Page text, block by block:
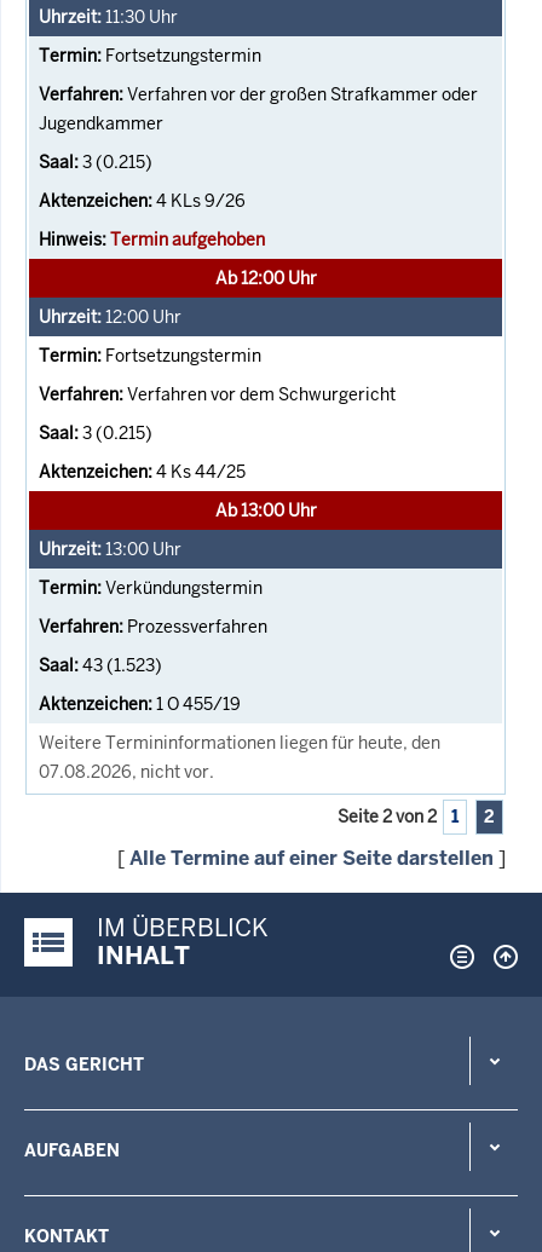
11:30 Uhr
Fortsetzungstermin
Verfahren vor der großen Strafkammer oder
Jugendkammer
3 (0.215)
4 KLs 9/26
Termin aufgehoben
Ab 12:00 Uhr
12:00 Uhr
Fortsetzungstermin
Verfahren vor dem Schwurgericht
3 (0.215)
4 Ks 44/25
Ab 13:00 Uhr
13:00 Uhr
Verkündungstermin
Prozessverfahren
43 (1.523)
1 O 455/19
Weitere Termininformationen liegen für heute, den
07.08.2026, nicht vor.
Seite 2 von 2 1 2
[Alle Termine auf einer Seite darstellen ]
Justiz-Portal im Überblick:
IM ÜBERBLICK
INHALT
DAS GERICHT
AUFGABEN
KONTAKT